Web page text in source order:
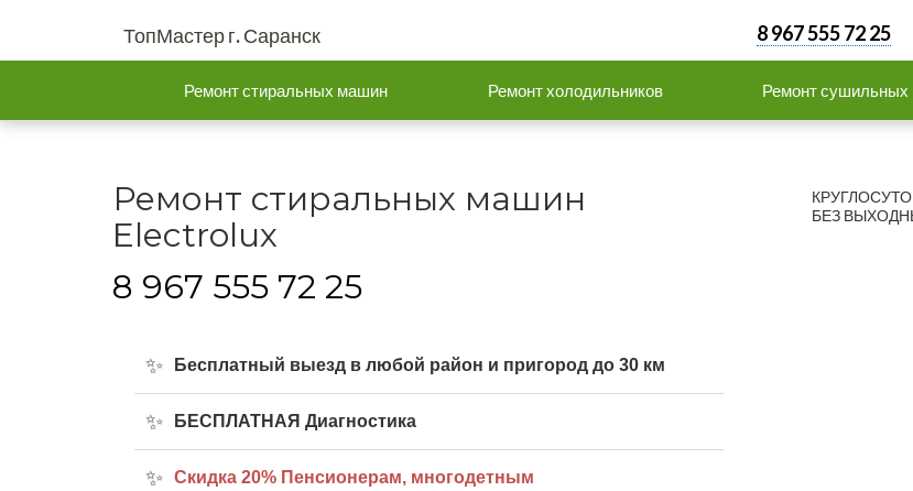
ТопМастер г. Саранск 8 967 555 72 25
Ремонт стиральных машин Ремонт холодильников Ремонт
Ремонт стиральных машин
Electrolux
8 967 555 72 25
Бесплатный выезд в любой район и пригород до 30 км
БЕСПЛАТНАЯ Диагностика
Cкидка 20% Пенсионерам, многодетным
БЕЗ